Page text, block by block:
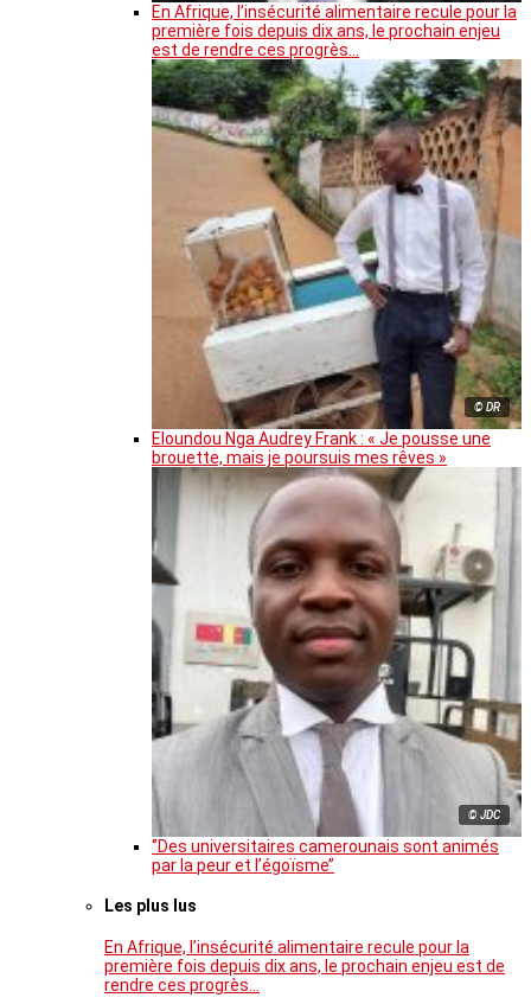
En Afrique, l’insécurité alimentaire recule pour la
première fois depuis dix ans, le prochain enjeu
est de rendre ces progrès…
© DR
Eloundou Nga Audrey Frank : « Je pousse une
brouette, mais je poursuis mes rêves »
© JDC
‘’Des universitaires camerounais sont animés
par la peur et l’égoïsme’’
Les plus lus
En Afrique, l’insécurité alimentaire recule pour la
première fois depuis dix ans, le prochain enjeu est de
rendre ces progrès…